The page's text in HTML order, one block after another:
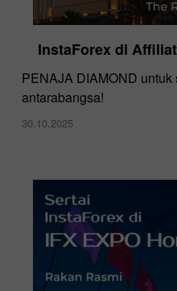
InstaForex di
PENAJA DIAMOND
antarabangsa!
30.10.2025